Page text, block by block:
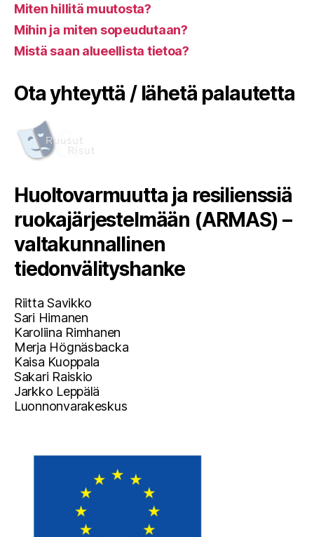
Miten hillitä muutosta?
Mihin ja miten sopeudutaan?
Mistä saan alueellista tietoa?
Ota yhteyttä / lähetä palautetta
Huoltovarmuutta ja resilienssiä
ruokajärjestelmään (ARMAS) –
valtakunnallinen
tiedonvälityshanke
Riitta Savikko
Sari Himanen
Karoliina Rimhanen
Merja Högnäsbacka
Kaisa Kuoppala
Sakari Raiskio
Jarkko Leppälä
Luonnonvarakeskus